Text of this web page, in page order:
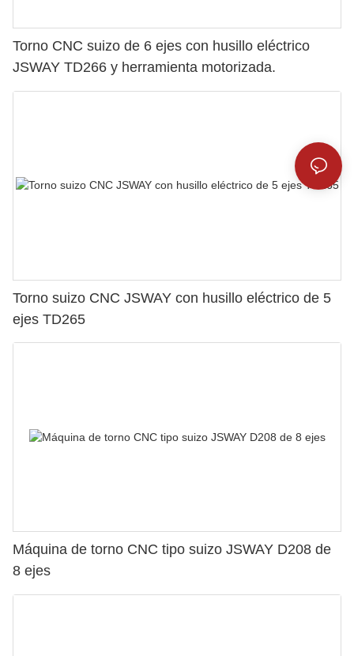
Torno CNC suizo de 6 ejes con husillo eléctrico
JSWAY TD266 y herramienta motorizada.
Torno suizo CNC JSWAY con husillo eléctrico de 5
ejes TD265
Máquina de torno CNC tipo suizo JSWAY D208 de
8 ejes